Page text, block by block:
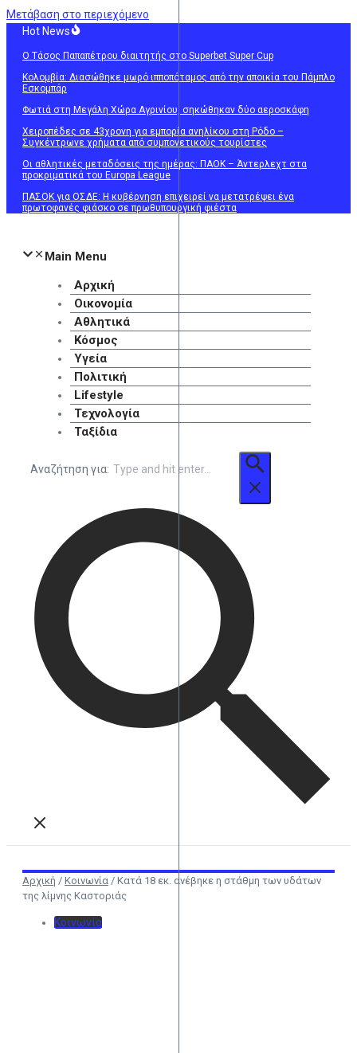
Μετάβαση στο περιεχόμενο
Hot News
Ο Τάσος Παπαπέτρου διαιτητής στο Superbet Super Cup
Κολομβία: Διασώθηκε μωρό ιπποπόταμος από την αποικία του Πάμπλο
Εσκομπάρ
Φωτιά στη Μεγάλη Χώρα Αγρινίου, σηκώθηκαν δύο αεροσκάφη
Χειροπέδες σε 43χρονη για εμπορία ανηλίκου στη Ρόδο –
Συγκέντρωνε χρήματα από συμπονετικούς τουρίστες
Οι αθλητικές μεταδόσεις της ημέρας: ΠΑΟΚ – Άντερλεχτ στα
προκριματικά του Europa League
ΠΑΣΟΚ για ΟΣΔΕ: Η κυβέρνηση επιχειρεί να μετατρέψει ένα
πρωτοφανές φιάσκο σε πρωθυπουργική φιέστα
Main Menu
Αρχική
Οικονομία
Αθλητικά
Κόσμος
Υγεία
Πολιτική
Lifestyle
Τεχνολογία
Ταξίδια
Αναζήτηση για:
Αρχική / Κοινωνία / Κατά 18 εκ. ανέβηκε η στάθμη των υδάτων
της λίμνης Καστοριάς
Κοινωνία